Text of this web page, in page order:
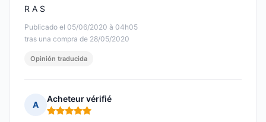
Publicado el 05/06/2020 à 04h05
tras una compra de 28/05/2020
R A S
Opinión traducida
A
Acheteur vérifié
Nota: 5 de 5